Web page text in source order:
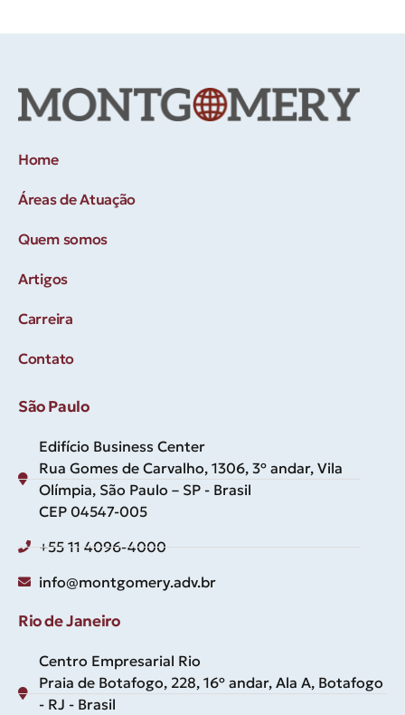
Home
Áreas de Atuação
Quem somos
Artigos
Carreira
Contato
São Paulo
Edifício Business Center
Rua Gomes de Carvalho, 1306, 3º andar, Vila
Olímpia, São Paulo – SP - Brasil
CEP 04547-005
+55 11 4096-4000
info@montgomery.adv.br
Rio de Janeiro
Centro Empresarial Rio
Praia de Botafogo, 228, 16º andar, Ala A, Botafogo
- RJ - Brasil